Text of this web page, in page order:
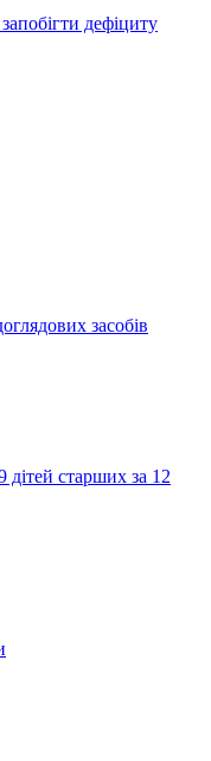
дефіциту
засобів
старших за 12